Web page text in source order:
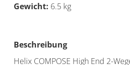
Gewicht: 6.5 kg
Beschreibung
Helix COMPOSE High End 2-